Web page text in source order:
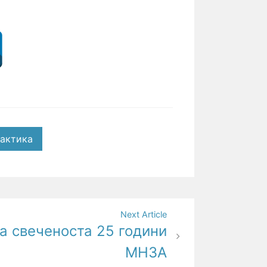
Next Article
свеченоста 25 години
МНЗА